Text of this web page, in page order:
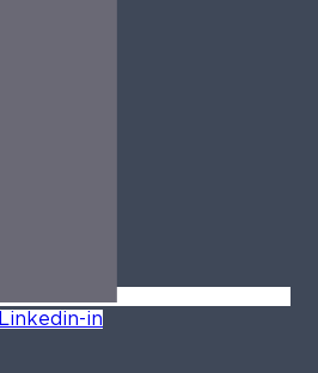
Linkedin-in